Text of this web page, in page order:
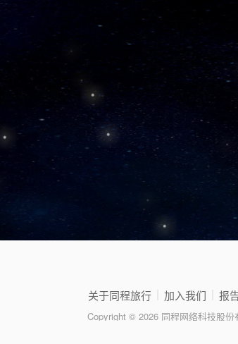
关于同程旅行 加入我们 报
Copyright © 2026 同程网络科技股